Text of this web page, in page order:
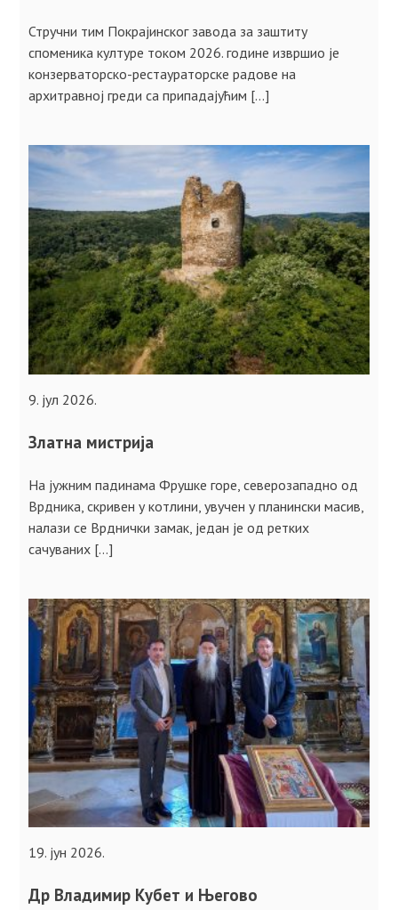
Стручни тим Покрајинског завода за заштиту
споменика културе током 2026. године извршио је
конзерваторско-рестаураторске радове на
архитравној греди са припадајућим […]
9. јул 2026.
Златна мистрија
На јужним падинама Фрушке горе, северозападно од
Врдника, скривен у котлини, увучен у планински масив,
налази се Врднички замак, једaн је од ретких
сачуваних […]
19. јун 2026.
Др Владимир Кубет и Његово